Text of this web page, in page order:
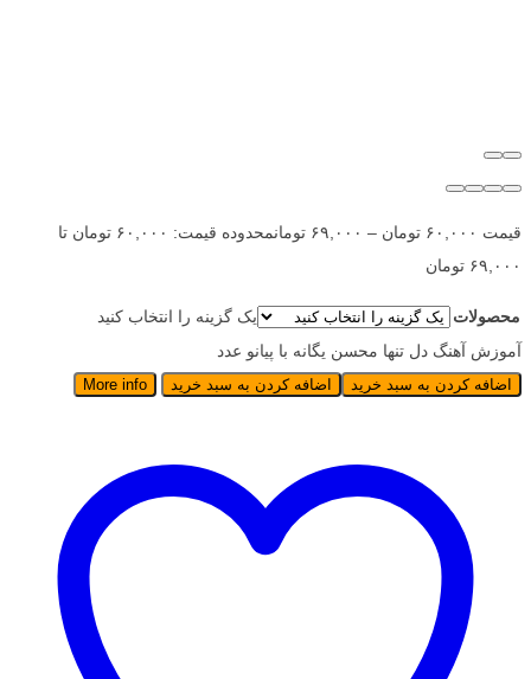
قیمت ۶۰,۰۰۰ تومان – ۶۹,۰۰۰ تومان
محدوده قیمت: ۶۰,۰۰۰ تومان تا
۶۹,۰۰۰ تومان
محصولات
یک گزینه را انتخاب کنید
آموزش آهنگ دل تنها محسن یگانه با پیانو عدد
اضافه کردن به سبد خرید اضافه کردن به سبد خرید More info